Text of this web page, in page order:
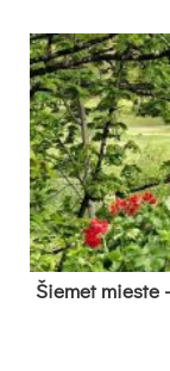
Šie­met mies­te